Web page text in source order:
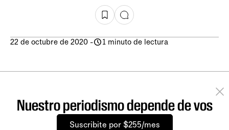
22 de octubre de 2020 - 1 minuto de lectura
Nuestro periodismo depende de vos
Suscribite por $255/mes